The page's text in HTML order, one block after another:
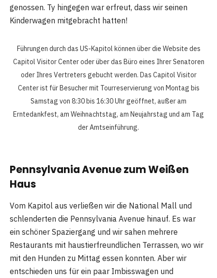
genossen. Ty hingegen war erfreut, dass wir seinen
Kinderwagen mitgebracht hatten!
Führungen durch das US-Kapitol können über die Website des
Capitol Visitor Center oder über das Büro eines Ihrer Senatoren
oder Ihres Vertreters gebucht werden. Das Capitol Visitor
Center ist für Besucher mit Tourreservierung von Montag bis
Samstag von 8:30 bis 16:30 Uhr geöffnet, außer am
Erntedankfest, am Weihnachtstag, am Neujahrstag und am Tag
der Amtseinführung.
Pennsylvania Avenue zum Weißen
Haus
Vom Kapitol aus verließen wir die National Mall und
schlenderten die Pennsylvania Avenue hinauf. Es war
ein schöner Spaziergang und wir sahen mehrere
Restaurants mit haustierfreundlichen Terrassen, wo wir
mit den Hunden zu Mittag essen konnten. Aber wir
entschieden uns für ein paar Imbisswagen und